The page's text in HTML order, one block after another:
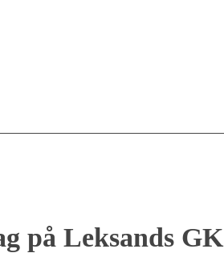
på Leksands GK